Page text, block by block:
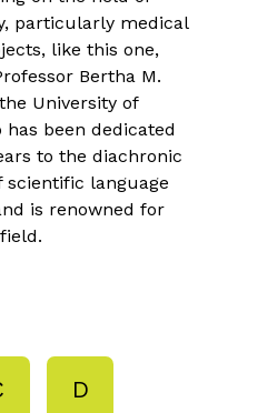
particularly medical
like this one,
Bertha M.
University of
has been dedicated
to the diachronic
scientific language
is renowned for
D